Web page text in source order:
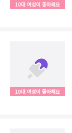
10대 여성이 좋아해요
10대 여성이 좋아해요